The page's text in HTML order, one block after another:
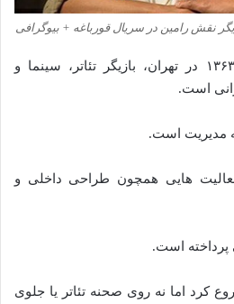
نقش رامین در سریال قورباغه + بیوگرافی
صابر ابر متولد ۱۸ خرداد ۱۳۶۳ در تهران، بازیگر تئاتر، سینما و
است.
مدیریت است.
فعالیت هایی همچون طراحی داخلی و
پرداخته است.
کرد اما نه روی صحنه تئاتر یا جلوی